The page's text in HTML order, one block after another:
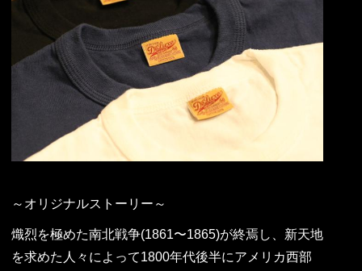
～オリジナルストーリー～
熾烈を極めた南北戦争(1861〜1865)が終焉し、新天地
を求めた人々によって1800年代後半にアメリカ西部